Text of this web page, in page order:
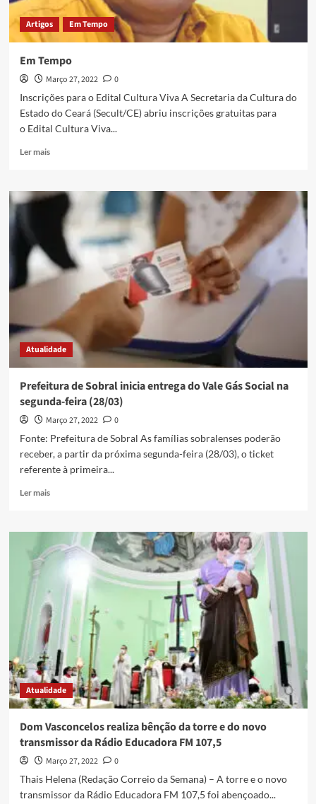
Artigos Em Tempo
Em Tempo
Março 27, 2022
0
Inscrições para o Edital Cultura Viva A Secretaria da Cultura do
Estado do Ceará (Secult/CE) abriu inscrições gratuitas para
o Edital Cultura Viva...
Ler mais
Atualidade
Prefeitura de Sobral inicia entrega do Vale Gás Social na
segunda-feira (28/03)
Março 27, 2022
0
Fonte: Prefeitura de Sobral As famílias sobralenses poderão
receber, a partir da próxima segunda-feira (28/03), o ticket
referente à primeira...
Ler mais
Atualidade
Dom Vasconcelos realiza bênção da torre e do novo
transmissor da Rádio Educadora FM 107,5
Março 27, 2022
0
Thais Helena (Redação Correio da Semana) – A torre e o novo
transmissor da Rádio Educadora FM 107,5 foi abençoado...